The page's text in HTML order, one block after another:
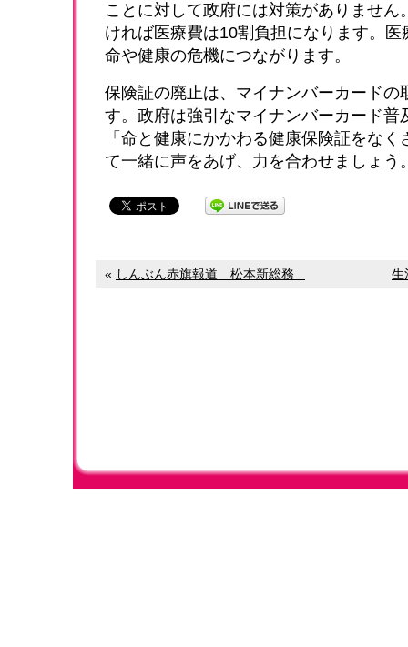
ことに対して政府には対策がありません
ければ医療費は10割負担になります。
命や健康の危機につながります。
保険証の廃止は、マイナンバーカードの
す。政府は強引なマイナンバーカード普
「命と健康にかかわる健康保険証をな
て一緒に声をあげ、力を合わせましょう
« しんぶん赤旗報道 松本新総務... 生